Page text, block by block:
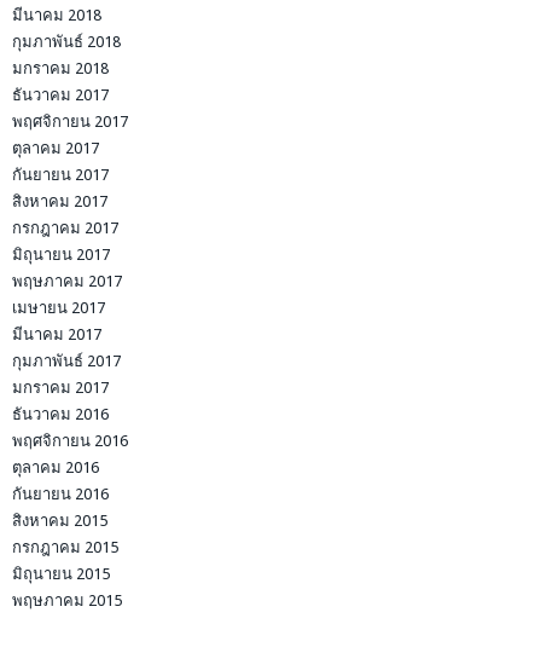
มีนาคม 2018
กุมภาพันธ์ 2018
มกราคม 2018
ธันวาคม 2017
พฤศจิกายน 2017
ตุลาคม 2017
กันยายน 2017
สิงหาคม 2017
กรกฎาคม 2017
มิถุนายน 2017
พฤษภาคม 2017
เมษายน 2017
มีนาคม 2017
กุมภาพันธ์ 2017
มกราคม 2017
ธันวาคม 2016
พฤศจิกายน 2016
ตุลาคม 2016
กันยายน 2016
สิงหาคม 2015
กรกฎาคม 2015
มิถุนายน 2015
พฤษภาคม 2015